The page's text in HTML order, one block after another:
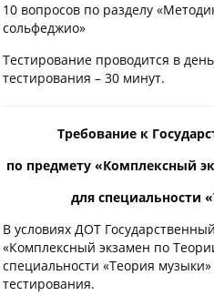
10 вопросов по разделу
сольфеджио»
Тестирование проводится в
тестирования – 30 минут.
Требование к
по предмету «Комплексный
для специальности
В условиях ДОТ
«Комплексный экзамен по
специальности «Теория
тестирования.